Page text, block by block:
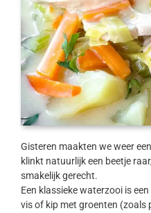
Gisteren maakten we weer
klinkt natuurlijk een beetje
smakelijk gerecht.
Een klassieke waterzooi is
vis of kip met groenten (zoals